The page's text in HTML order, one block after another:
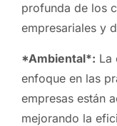
profunda de los
empresariales y
*Ambiental*: La
enfoque en las
empresas están
mejorando la